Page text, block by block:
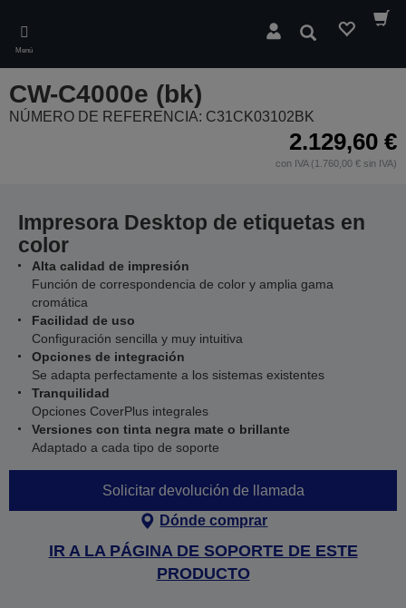
main
content
Menú
Buscar
CW-C4000e (bk)
NÚMERO DE REFERENCIA: C31CK03102BK
2.129,60 €
con IVA (1.760,00 € sin IVA)
Impresora Desktop de etiquetas en
color
Alta calidad de impresión
Función de correspondencia de color y amplia gama
cromática
Facilidad de uso
Configuración sencilla y muy intuitiva
Opciones de integración
Se adapta perfectamente a los sistemas existentes
Tranquilidad
Opciones CoverPlus integrales
Versiones con tinta negra mate o brillante
Adaptado a cada tipo de soporte
Solicitar devolución de llamada
Dónde comprar
IR A LA PÁGINA DE SOPORTE DE ESTE
PRODUCTO